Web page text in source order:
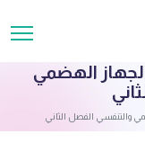
الهضمي
والتنفسي الفصل الثاني